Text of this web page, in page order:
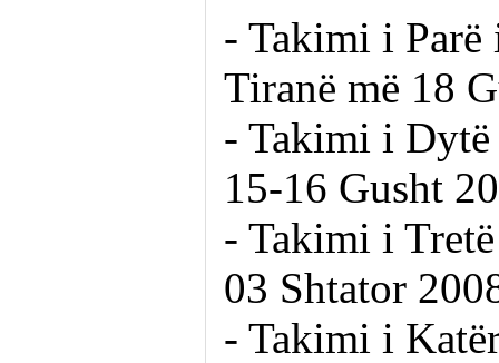
- Takimi i Parë
Tiranë më 18
- Takimi i Dytë
15-16 Gusht
- Takimi i
03 Shtator
- Takimi i